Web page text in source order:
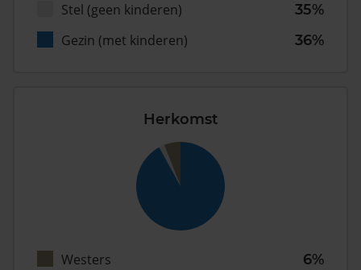
Stel (geen kinderen)
35%
Gezin (met kinderen)
36%
Herkomst
Westers
6%